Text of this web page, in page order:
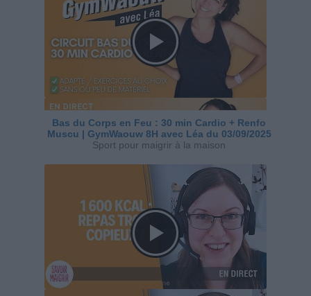
Bas du Corps en Feu : 30 min Cardio + Renfo
Muscu | GymWaouw 8H avec Léa du 03/09/2025
Sport pour maigrir à la maison